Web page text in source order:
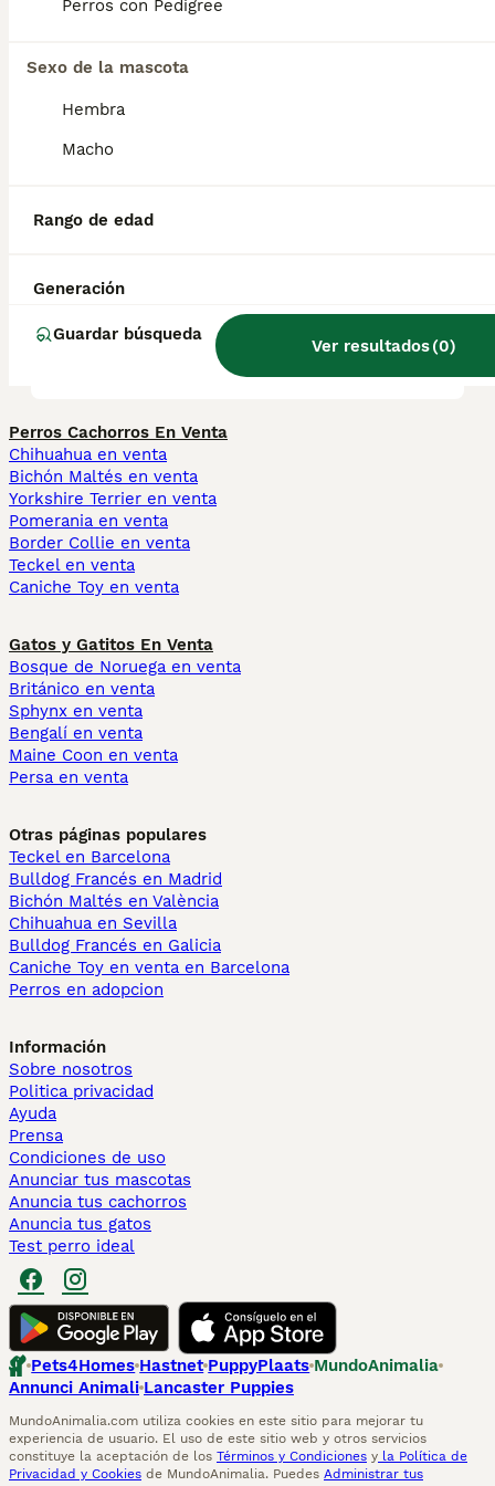
Perros con Pedigree
Sexo de la mascota
Hembra
Macho
Rango de edad
Generación
Guardar búsqueda
Ver resultados(0)
XIV.
¿Cuántos años vive un perro
Billy?
¿Es el Billy un buen perro de
¿Qué tamaño alcanza un
perro Billy?
Perros Cachorros En Venta
Chihuahua en venta
Bichón Maltés en venta
Yorkshire Terrier en venta
Pomerania en venta
Border Collie en venta
Teckel en venta
Caniche Toy en venta
Gatos y Gatitos En Venta
Bosque de Noruega en venta
Británico en venta
Sphynx en venta
Bengalí en venta
Maine Coon en venta
Persa en venta
Otras páginas populares
Teckel en Barcelona
Bulldog Francés en Madrid
Bichón Maltés en València
Chihuahua en Sevilla
Bulldog Francés en Galicia
Caniche Toy en venta en Barcelona
Perros en adopcion
Información
Sobre nosotros
Politica privacidad
Ayuda
Prensa
Condiciones de uso
Anunciar tus mascotas
Anuncia tus cachorros
Anuncia tus gatos
Test perro ideal
Pets4Homes Hastnet PuppyPlaats MundoAnimalia
Annunci Animali Lancaster Puppies
MundoAnimalia.com utiliza cookies en este sitio para mejorar tu
experiencia de usuario. El uso de este sitio web y otros servicios
constituye la aceptación de los Términos y Condiciones y la Política de
Privacidad y Cookies de MundoAnimalia. Puedes Administrar tus